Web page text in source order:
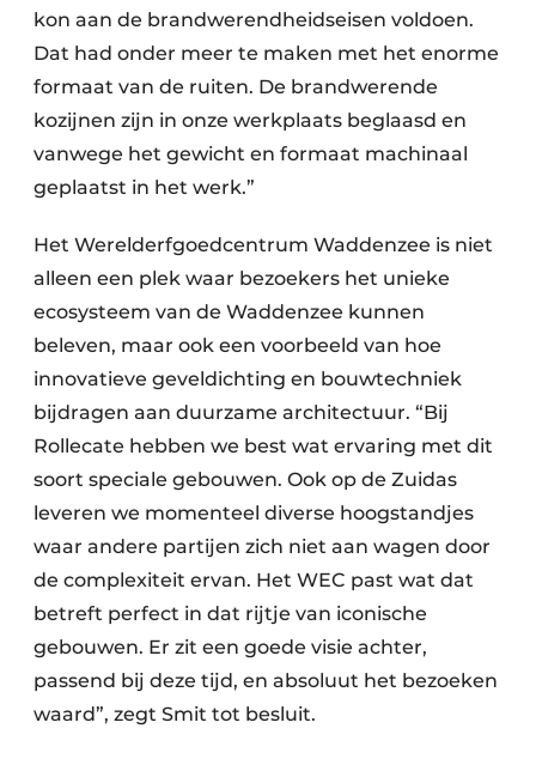
kon aan de brandwerendheidseisen voldoen.
Dat had onder meer te maken met het enorme
formaat van de ruiten. De brandwerende
kozijnen zijn in onze werkplaats beglaasd en
vanwege het gewicht en formaat machinaal
geplaatst in het werk.”
Het Werelderfgoedcentrum Waddenzee is niet
alleen een plek waar bezoekers het unieke
ecosysteem van de Waddenzee kunnen
beleven, maar ook een voorbeeld van hoe
innovatieve geveldichting en bouwtechniek
bijdragen aan duurzame architectuur. “Bij
Rollecate hebben we best wat ervaring met dit
soort speciale gebouwen. Ook op de Zuidas
leveren we momenteel diverse hoogstandjes
waar andere partijen zich niet aan wagen door
de complexiteit ervan. Het WEC past wat dat
betreft perfect in dat rijtje van iconische
gebouwen. Er zit een goede visie achter,
passend bij deze tijd, en absoluut het bezoeken
waard”, zegt Smit tot besluit.